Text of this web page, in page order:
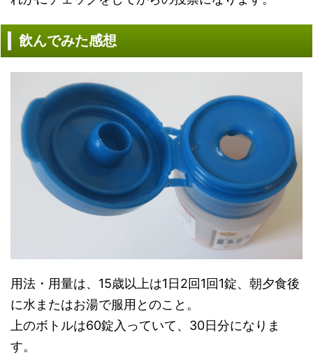
飲んでみた感想
用法・用量は、15歳以上は1日2回1回1錠、朝夕食後
に水またはお湯で服用とのこと。
上のボトルは60錠入っていて、30日分になりま
す。